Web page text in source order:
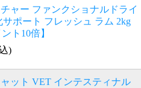
ャー ファンクショナルドライ
サポート フレッシュ ラム 2kg
ト10倍】
)
ット VET インテスティナル